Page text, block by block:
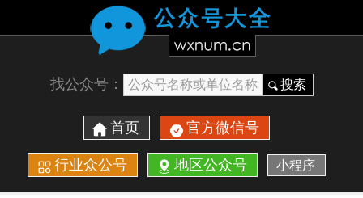
找公众号： 搜索
首页 官方微信号
行业众公号 地区公众号 小程序